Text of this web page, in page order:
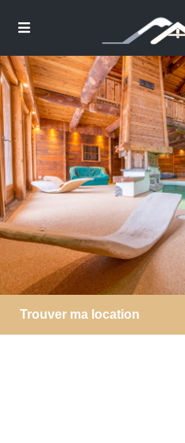
Trouver ma location